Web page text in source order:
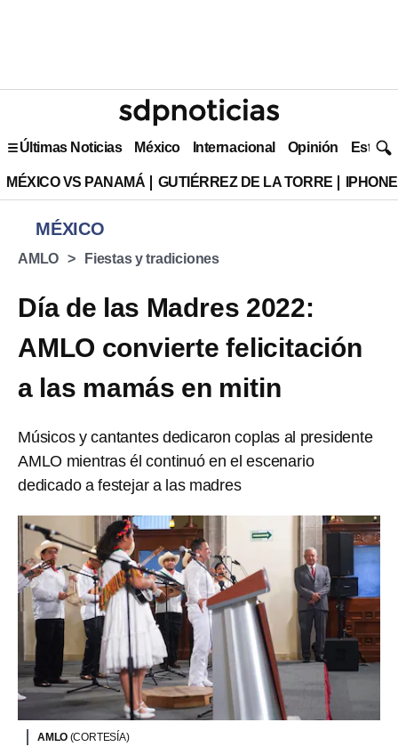
Últimas Noticias México Internacional Opinión Estilo
MÉXICO VS PANAMÁ GUTIÉRREZ DE LA TORRE
MÉXICO
AMLO Fiestas y tradiciones
Día de las Madres 2022:
AMLO convierte felicitación
a las mamás en mitin
Músicos y cantantes dedicaron coplas al presidente
AMLO mientras él continuó en el escenario
dedicado a festejar a las madres
AMLO (CORTESÍA)